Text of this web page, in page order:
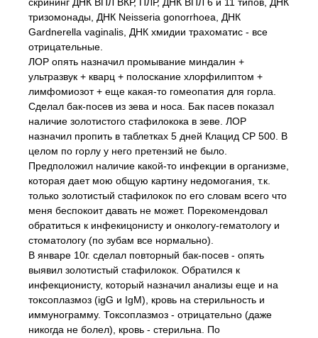
тризомонады, ДНК Neisseria gonorrhoea, ДНК
Gardnerella vaginalis, ДНК хмидии трахоматис - все
отрицательные.
ЛОР опять назначил промывание миндалин +
ультразвук + кварц + полоскание хлорфилиптом +
лимфомиозот + еще какая-то гомеопатия для горла.
Сделал бак-посев из зева и носа. Бак пасев показал
наличие золотистого стафилокока в зеве. ЛОР
назначил пропить в таблетках 5 дней Клацид СР 500. В
целом по горлу у него претензий не было.
Предположил наличие какой-то инфекции в организме,
которая дает мою общую картину недомогания, т.к.
только золотистый стафилокок по его словам всего что
меня беспокоит давать не может. Порекомендовал
обратиться к инфекицонисту и онкологу-гематологу и
стоматологу (по зубам все нормально).
В январе 10г. сделал повторный бак-посев - опять
выявил золотистый стафилокок. Обратился к
инфекционисту, который назначил анализы еще и на
токсоплазмоз (igG и IgM), кровь на стерильность и
иммунограмму. Токсоплазмоз - отрицательно (даже
никогда не болел), кровь - стерильна. По